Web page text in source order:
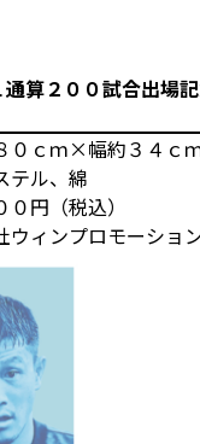
算２００試合出場
０ｃｍ×幅約３４ｃ
テル、綿
円（税込）
ウィンプロモーショ